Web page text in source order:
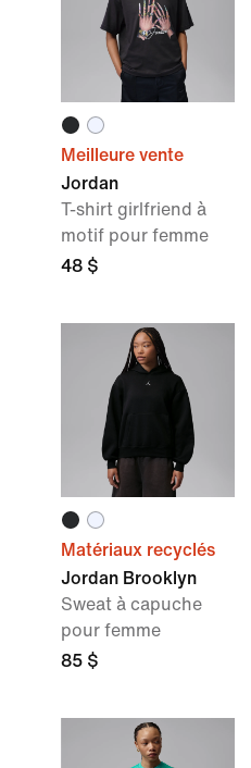
Meilleure vente
Jordan
T-shirt girlfriend à
motif pour femme
48 $
Matériaux recyclés
Jordan Brooklyn
Sweat à capuche
pour femme
85 $